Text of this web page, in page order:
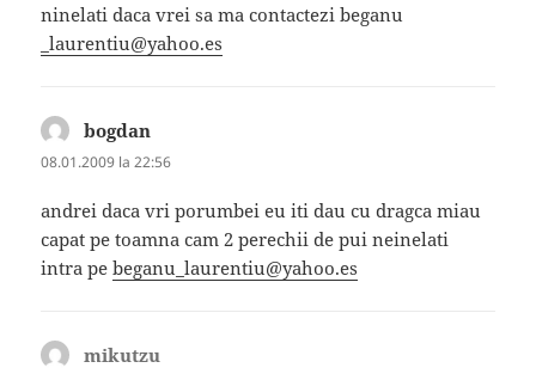
ninelati daca vrei sa ma contactezi beganu
_laurentiu@yahoo.es
bogdan
08.01.2009 la 22:56
andrei daca vri porumbei eu iti dau cu dragca miau
capat pe toamna cam 2 perechii de pui neinelati
intra pebeganu_laurentiu@yahoo.es
mikutzu